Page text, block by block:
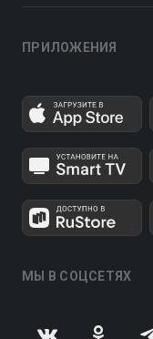
ПРИЛОЖЕНИЯ
МЫ В СОЦСЕТЯХ